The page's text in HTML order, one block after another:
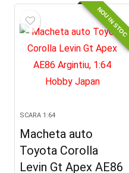
NOU IN STOC
SCARA 1:64
Macheta auto
Toyota Corolla
Levin Gt Apex AE86